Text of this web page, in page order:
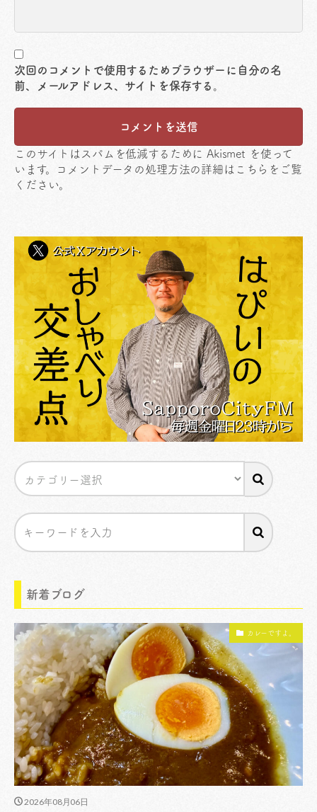
次回のコメントで使用するためブラウザーに自分の名
前、メールアドレス、サイトを保存する。
このサイトはスパムを低減するために Akismet を使って
います。
コメントデータの処理方法の詳細はこちらをご覧
ください。
新着ブログ
カレーですよ。
2026年08月06日